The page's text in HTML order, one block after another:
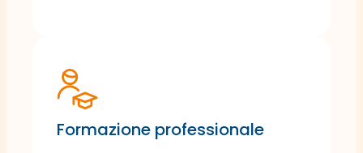
Formazione professionale